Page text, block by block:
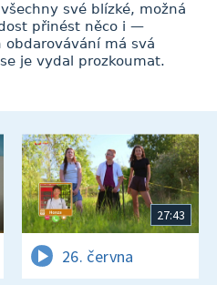
své blízké, možná
přinést něco i —
obdarovávání má svá
je vydal prozkoumat.
27:43
26. června